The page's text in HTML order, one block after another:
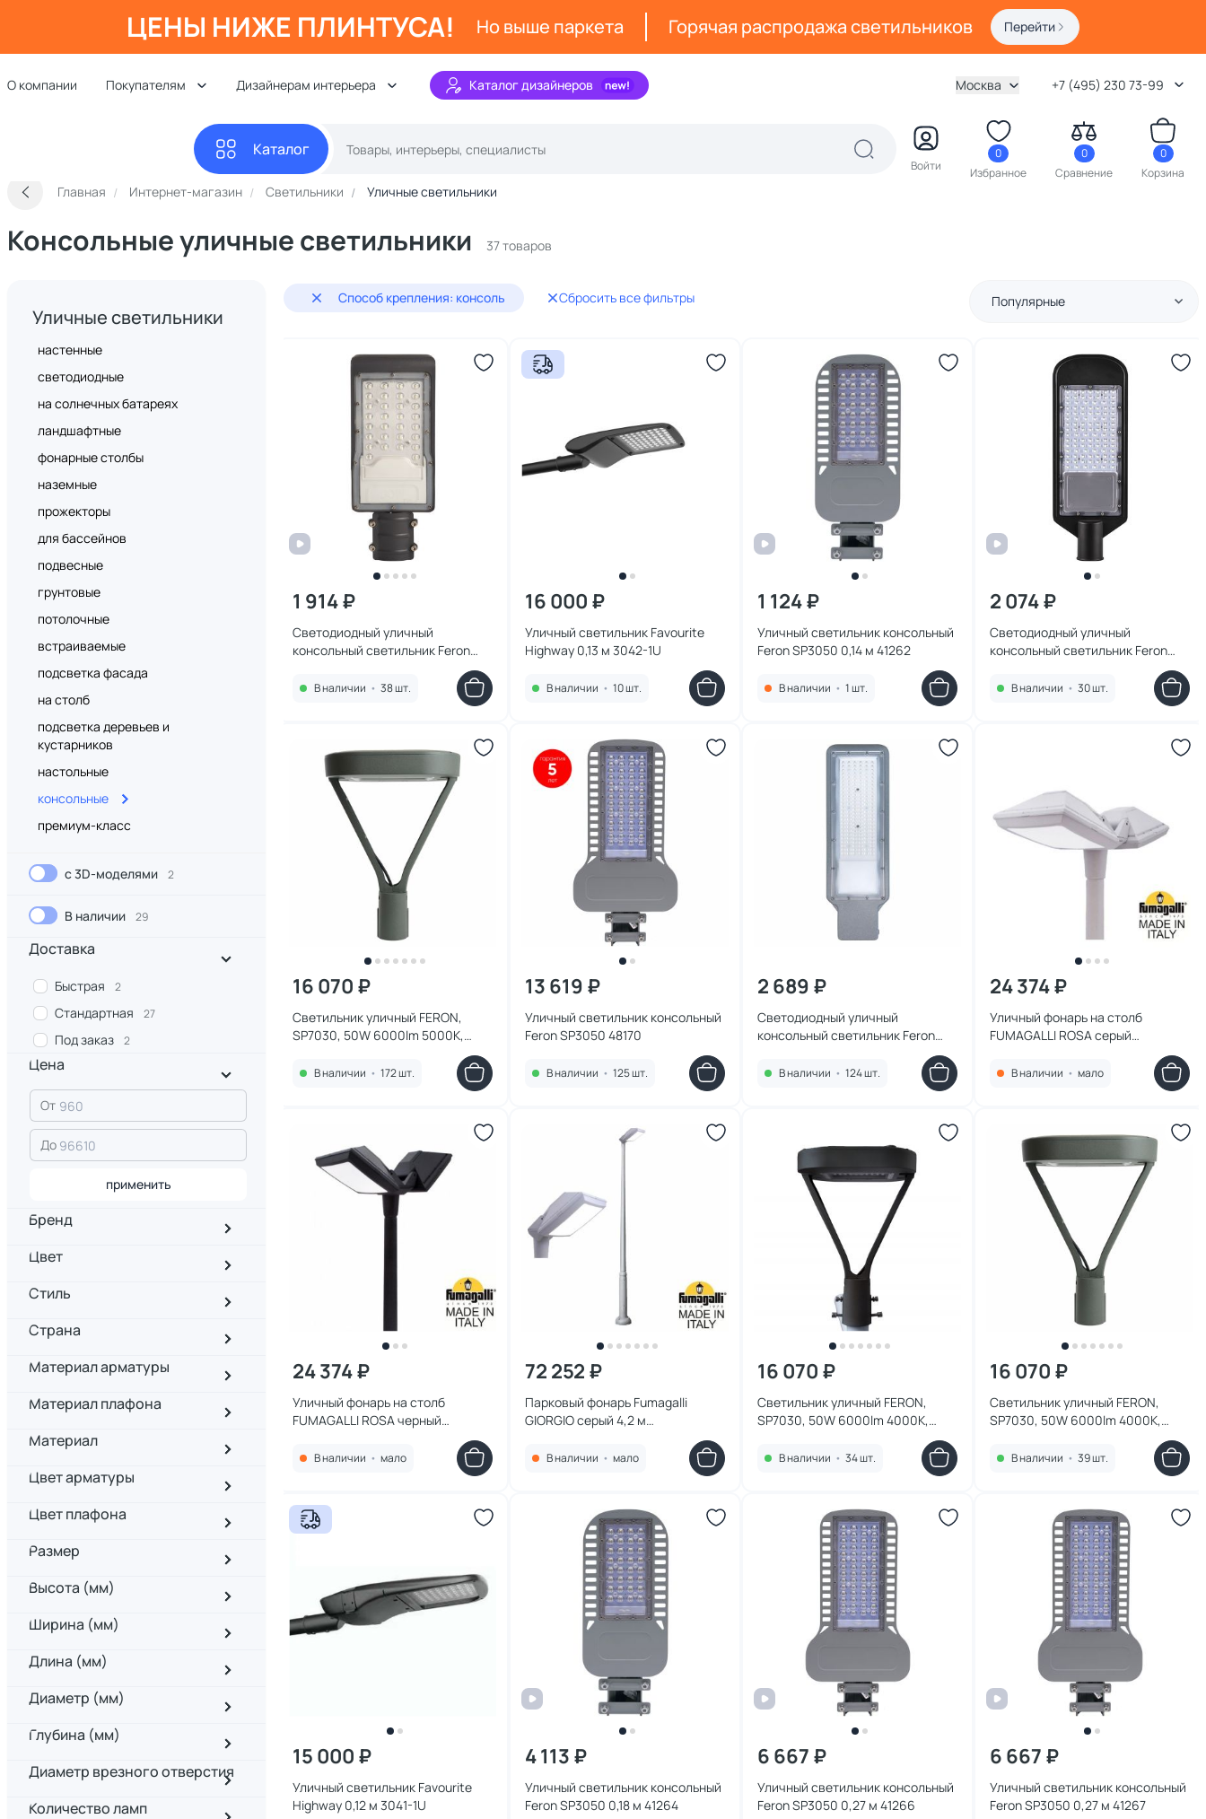
ЦЕНЫ НИЖЕ ПЛИНТУСА! Но выше паркета Горячая распродажа светильников Перейти
О компании Покупателям Дизайнерам интерьера Каталог дизайнеров Москва +7 (495) 230 73-99
Каталог
Войти
0
Избранное
0
Сравнение
0
Корзина
Главная Интернет-магазин Светильники Уличные светильники
Консольные уличные светильники 37 товаров
Уличные светильники
настенные
светодиодные
на солнечных батареях
ландшафтные
фонарные столбы
наземные
прожекторы
для бассейнов
подвесные
грунтовые
потолочные
встраиваемые
подсветка фасада
на столб
подсветка деревьев и
кустарников
настольные
консольные
премиум-класс
с 3D-моделями 2
В наличии 29
Доставка
Быстрая 2
Стандартная 27
Под заказ 2
Цена
От
До
применить
Бренд
Цвет
Стиль
Страна
Материал арматуры
Материал плафона
Материал
Цвет арматуры
Цвет плафона
Размер
Высота (мм)
Ширина (мм)
Длина (мм)
Диаметр (мм)
Глубина (мм)
Диаметр врезного отверстия
Количество ламп
Способ крепления: консоль Сбросить все фильтры Популярные
1 914 ₽
Светодиодный уличный
консольный светильник Feron
В наличии • 38 шт.
16 000 ₽
Уличный светильник Favourite
Highway 0,13 м 3042-1U
В наличии • 10 шт.
1 124 ₽
Уличный светильник консольный
Feron SP3050 0,14 м 41262
В наличии • 1 шт.
2 074 ₽
Светодиодный уличный
консольный светильник Feron
В наличии • 30 шт.
16 070 ₽
Светильник уличный FERON,
SP7030, 50W 6000lm 5000K,
В наличии • 172 шт.
13 619 ₽
Уличный светильник консольный
Feron SP3050 48170
В наличии • 125 шт.
2 689 ₽
Светодиодный уличный
консольный светильник Feron
SP3022 100W 5000K 230V, серый
48965В наличии • 124 шт.
24 374 ₽
Уличный фонарь на столб
FUMAGALLI ROSA серый
В наличии • мало
24 374 ₽
Уличный фонарь на столб
FUMAGALLI ROSA черный
В наличии • мало
72 252 ₽
Парковый фонарь Fumagalli
GIORGIO серый 4,2 м
В наличии • мало
16 070 ₽
Светильник уличный FERON,
SP7030, 50W 6000lm 4000K,
В наличии • 34 шт.
16 070 ₽
Светильник уличный FERON,
SP7030, 50W 6000lm 4000K,
В наличии • 39 шт.
15 000 ₽
Уличный светильник Favourite
Highway 0,12 м 3041-1U
4 113 ₽
Уличный светильник консольный
Feron SP3050 0,18 м 41264
6 667 ₽
Уличный светильник консольный
Feron SP3050 0,27 м 41266
6 667 ₽
Уличный светильник консольный
Feron SP3050 0,27 м 41267